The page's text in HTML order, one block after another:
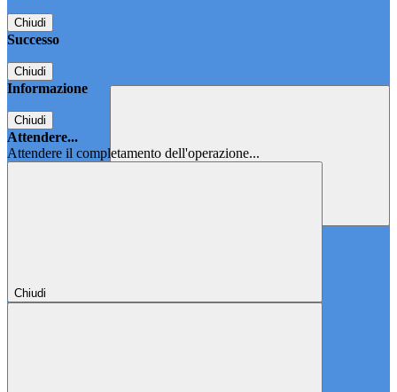
Chiudi
Successo
Chiudi
Informazione
Chiudi
Attendere...
Attendere il completamento dell'operazione...
Chiudi